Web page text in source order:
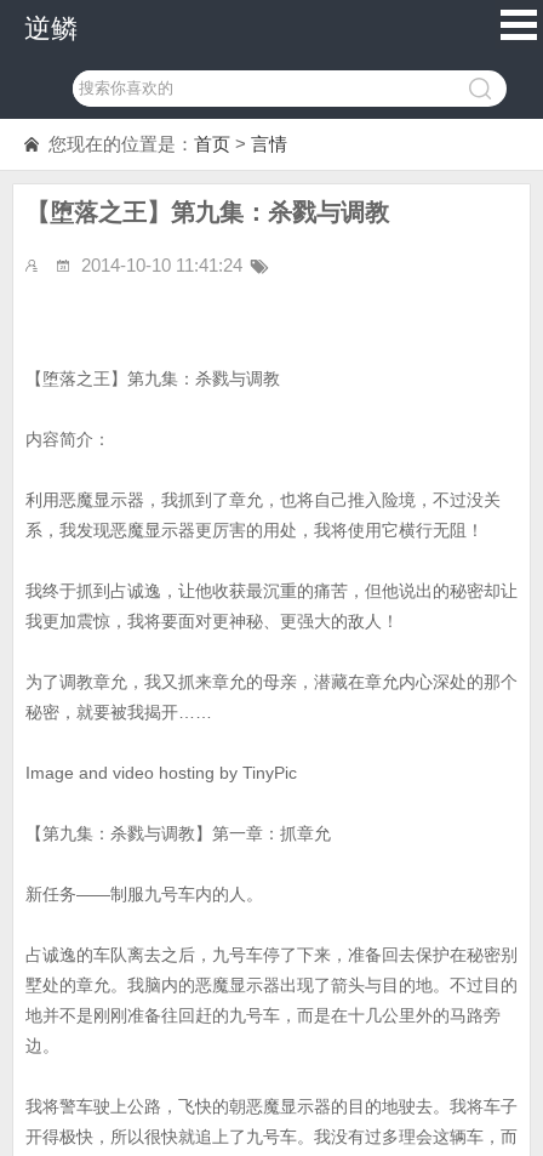
逆鳞
您现在的位置是： 首页 > 言情
【堕落之王】第九集：杀戮与调教
2014-10-10 11:41:24
【堕落之王】第九集：杀戮与调教
内容简介：
利用恶魔显示器，我抓到了章允，也将自己推入险境，不过没关
系，我发现恶魔显示器更厉害的用处，我将使用它横行无阻！
我终于抓到占诚逸，让他收获最沉重的痛苦，但他说出的秘密却让
我更加震惊，我将要面对更神秘、更强大的敌人！
为了调教章允，我又抓来章允的母亲，潜藏在章允内心深处的那个
秘密，就要被我揭开……
Image and video hosting by TinyPic
【第九集：杀戮与调教】第一章：抓章允
新任务——制服九号车内的人。
占诚逸的车队离去之后，九号车停了下来，准备回去保护在秘密别
墅处的章允。我脑内的恶魔显示器出现了箭头与目的地。不过目的
地并不是刚刚准备往回赶的九号车，而是在十几公里外的马路旁
边。
我将警车驶上公路，飞快的朝恶魔显示器的目的地驶去。我将车子
开得极快，所以很快就追上了九号车。我没有过多理会这辆车，而